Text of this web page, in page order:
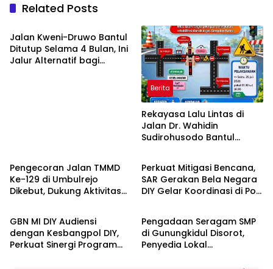
Related Posts
Berita
Jalan Kweni-Druwo Bantul
Ditutup Selama 4 Bulan, Ini
Jalur Alternatif bagi
Berita
Rekayasa Lalu Lintas di
Jalan Dr. Wahidin
Sudirohusodo Bantul
Pengecoran Jalan TMMD
Ke-129 di Umbulrejo
Dikebut, Dukung Aktivitas
Berita
Perkuat Mitigasi Bencana,
SAR Gerakan Bela Negara
DIY Gelar Koordinasi di Pos
Berita
GBN MI DIY Audiensi
dengan Kesbangpol DIY,
Perkuat Sinergi Program
Berita
Pengadaan Seragam SMP
di Gunungkidul Disorot,
Penyedia Lokal